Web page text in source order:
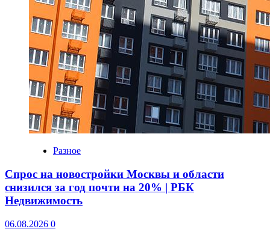
Разное
Спрос на новостройки Москвы и области
снизился за год почти на 20% | РБК
Недвижимость
06.08.2026 0